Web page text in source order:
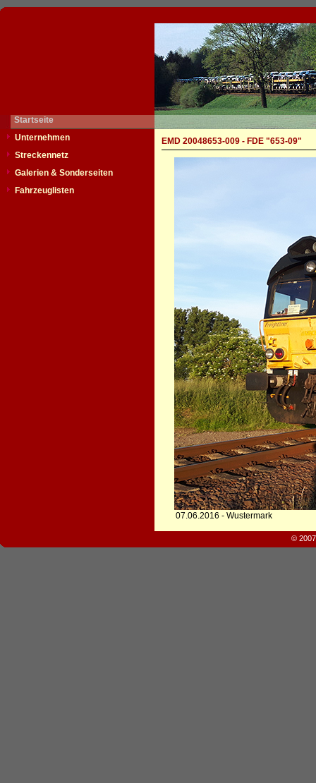
Startseite
Unternehmen
Streckennetz
Galerien & Sonderseiten
Fahrzeuglisten
EMD 20048653-009 - FDE "653-09"
07.06.2016 - Wustermark
©